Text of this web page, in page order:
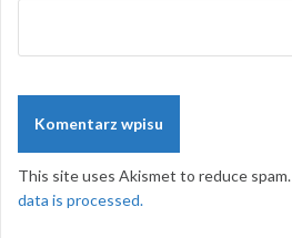
This site uses Akismet to reduce spam.
data is processed.